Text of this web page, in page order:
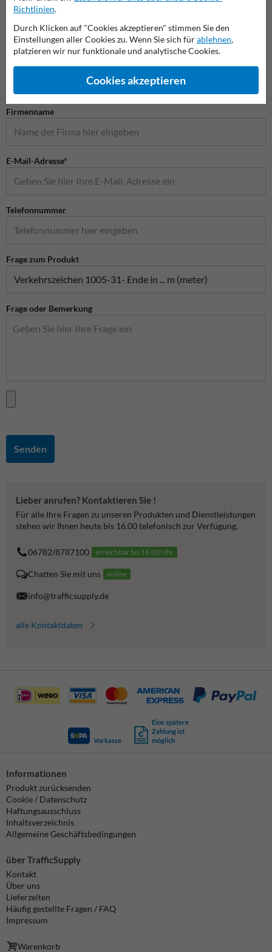
Stellen Sie Ihre Frage an Verkehrsschildkaufen.de
Firmenname
E-Mail-Adresse*
Telefonnummer
Frage zum Produkt
Frage oder Bemerkung
Senden
Lieber anrufen? Kontaktieren Sie !
Für alle Ihre Fragen zu unseren Produkten und Dienstleistungen
stehen wir Ihnen heute bis 16.00 telefonisch zur Verfügung.
06782/8787100 erreichbar bis 16.00 Uhr
Chatten Sie mit uns online
info@trafficsupply.de
alle Kontaktdaten
Vorkasse
Eine spätere
Zahlung ist
möglich
Informationen
Produkt zurücksenden
Cookie / Datenschutz
Haftungsausschluss
Inhaltsverzeichnis
Allgemeine Geschäftsbedingungen
über TrafficSupply
Kontakt
Über uns
Lieferzeiten
Häufig gestellte Fragen / FAQ
Impressum
Warenkorb
Richtlinien.
Durch Klicken auf "Cookies akzeptieren" stimmen Sie den
Einstellungen aller Cookies zu. Wenn Sie sich fürablehnen,
platzieren wir nur funktionale und analytische Cookies.
Cookies akzeptieren